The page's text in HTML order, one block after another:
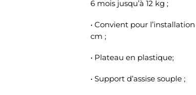
6 mois jusqu’à 12 kg ;
• Convient pour
cm ;
• Plateau en plastique;
• Support d’assise souple ;